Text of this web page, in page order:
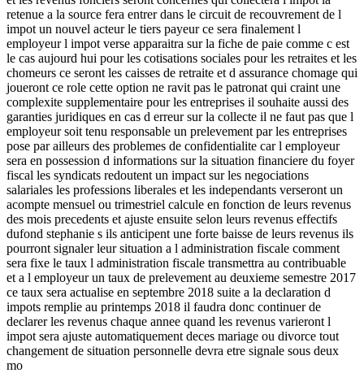
retenue a la source fera entrer dans le circuit de recouvrement de l
impot un nouvel acteur le tiers payeur ce sera finalement l
employeur l impot verse apparaitra sur la fiche de paie comme c est
le cas aujourd hui pour les cotisations sociales pour les retraites et les
chomeurs ce seront les caisses de retraite et d assurance chomage qui
joueront ce role cette option ne ravit pas le patronat qui craint une
complexite supplementaire pour les entreprises il souhaite aussi des
garanties juridiques en cas d erreur sur la collecte il ne faut pas que l
employeur soit tenu responsable un prelevement par les entreprises
pose par ailleurs des problemes de confidentialite car l employeur
sera en possession d informations sur la situation financiere du foyer
fiscal les syndicats redoutent un impact sur les negociations
salariales les professions liberales et les independants verseront un
acompte mensuel ou trimestriel calcule en fonction de leurs revenus
des mois precedents et ajuste ensuite selon leurs revenus effectifs
dufond stephanie s ils anticipent une forte baisse de leurs revenus ils
pourront signaler leur situation a l administration fiscale comment
sera fixe le taux l administration fiscale transmettra au contribuable
et a l employeur un taux de prelevement au deuxieme semestre 2017
ce taux sera actualise en septembre 2018 suite a la declaration d
impots remplie au printemps 2018 il faudra donc continuer de
declarer les revenus chaque annee quand les revenus varieront l
impot sera ajuste automatiquement deces mariage ou divorce tout
changement de situation personnelle devra etre signale sous deux
mo